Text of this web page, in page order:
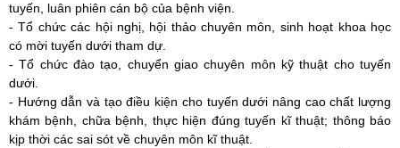
tuyến, luân phiên cán bộ của bệnh viện.
- Tổ chức các hội nghị, hội thảo chuyên môn, sinh hoạt khoa học
có mời tuyến dưới tham dự.
- Tổ chức đào tạo, chuyển giao chuyên môn kỹ thuật cho tuyến
dưới.
- Hướng dẫn và tạo điều kiện cho tuyến dưới nâng cao chất lượng
khám bệnh, chữa bệnh, thực hiện đúng tuyến kĩ thuật; thông báo
kịp thời các sai sót về chuyên môn kĩ thuật.